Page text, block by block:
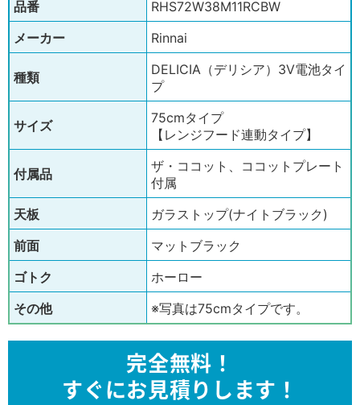
品番
RHS72W38M11RCBW
メーカー
Rinnai
種類
DELICIA（デリシア）3V電池タイ
プ
サイズ
75cmタイプ
【レンジフード連動タイプ】
付属品
ザ・ココット、ココットプレート
付属
天板
ガラストップ(ナイトブラック)
前面
マットブラック
ゴトク
ホーロー
その他
※写真は75cmタイプです。
完全無料！
すぐにお見積りします！